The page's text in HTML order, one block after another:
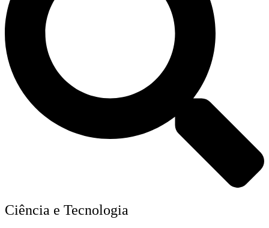
Ciência e Tecnologia